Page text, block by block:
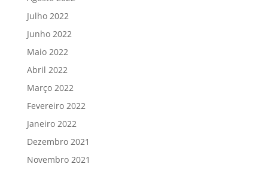
Julho 2022
Junho 2022
Maio 2022
Abril 2022
Março 2022
Fevereiro 2022
Janeiro 2022
Dezembro 2021
Novembro 2021